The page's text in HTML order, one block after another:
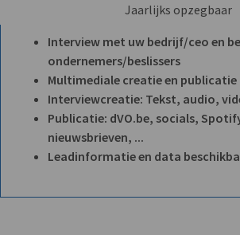
Jaarlijks opzegbaar
Interview met uw bedrijf/ceo en
ondernemers/beslissers
Multimediale creatie en publicatie
Interviewcreatie: Tekst, audio,
Publicatie: dVO.be, socials,
nieuwsbrieven, ...
Leadinformatie en data